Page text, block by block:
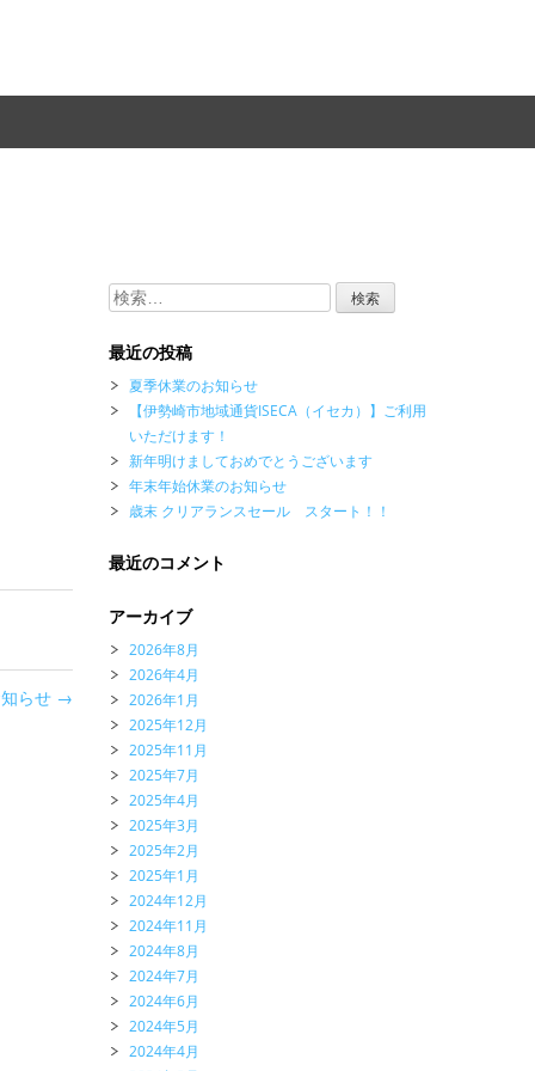
らせ →
検
最近の投稿
夏季休業のお知らせ
【伊勢崎市地域通貨ISECA（イセカ）】ご利用
いただけます！
新年明けましておめでとうございます
年末年始休業のお知らせ
歳末 クリアランスセール スタート！！
最近のコメント
アーカイブ
2026年8月
2026年4月
2026年1月
2025年12月
2025年11月
2025年7月
2025年4月
2025年3月
2025年2月
2025年1月
2024年12月
2024年11月
2024年8月
2024年7月
2024年6月
2024年5月
2024年4月